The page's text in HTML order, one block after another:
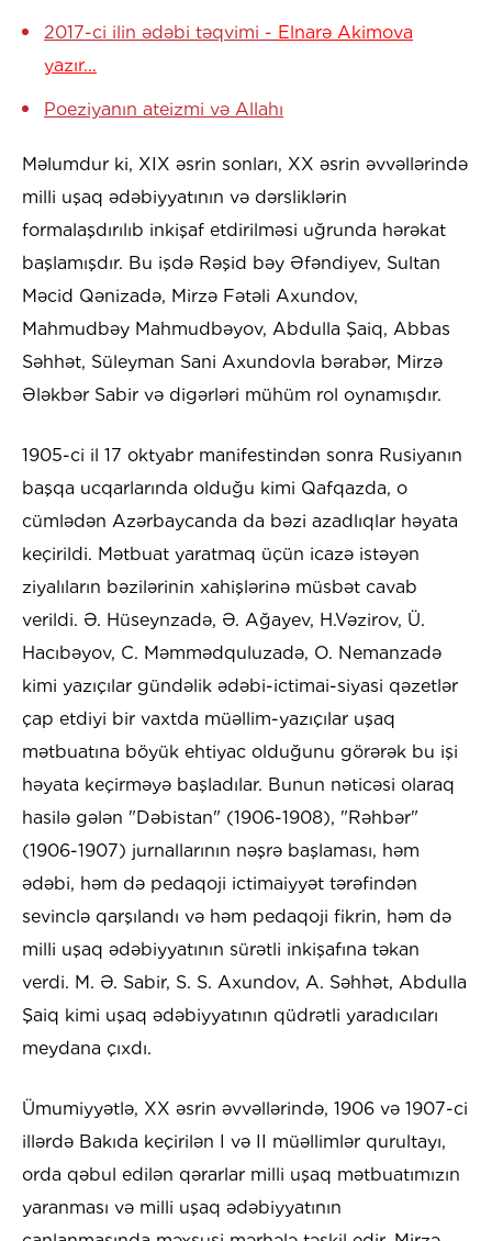
2017-ci ilin ədəbi təqvimi - Elnarə Akimova
yazır...
Poeziyanın ateizmi və Allahı
Məlumdur ki, XIX əsrin sonları, XX əsrin əvvəllərində
milli uşaq ədəbiyyatının və dərsliklərin
formalaşdırılıb inkişaf etdirilməsi uğrunda hərəkat
başlamışdır. Bu işdə Rəşid bəy Əfəndiyev, Sultan
Məcid Qənizadə, Mirzə Fətəli Axundov,
Mahmudbəy Mahmudbəyov, Abdulla Şaiq, Abbas
Səhhət, Süleyman Sani Axundovla bərabər, Mirzə
Ələkbər Sabir və digərləri mühüm rol oynamışdır.
1905-ci il 17 oktyabr manifestindən sonra Rusiyanın
başqa ucqarlarında olduğu kimi Qafqazda, o
cümlədən Azərbaycanda da bəzi azadlıqlar həyata
keçirildi. Mətbuat yaratmaq üçün icazə istəyən
ziyalıların bəzilərinin xahişlərinə müsbət cavab
verildi. Ə. Hüseynzadə, Ə. Ağayev, H.Vəzirov, Ü.
Hacıbəyov, C. Məmmədquluzadə, O. Nemanzadə
kimi yazıçılar gündəlik ədəbi-ictimai-siyasi qəzetlər
çap etdiyi bir vaxtda müəllim-yazıçılar uşaq
mətbuatına böyük ehtiyac olduğunu görərək bu işi
həyata keçirməyə başladılar. Bunun nəticəsi olaraq
hasilə gələn "Dəbistan" (1906-1908), "Rəhbər"
(1906-1907) jurnallarının nəşrə başlaması, həm
ədəbi, həm də pedaqoji ictimaiyyət tərəfindən
sevinclə qarşılandı və həm pedaqoji fikrin, həm də
milli uşaq ədəbiyyatının sürətli inkişafına təkan
verdi. M. Ə. Sabir, S. S. Axundov, A. Səhhət, Abdulla
Şaiq kimi uşaq ədəbiyyatının qüdrətli yaradıcıları
meydana çıxdı.
Ümumiyyətlə, XX əsrin əvvəllərində, 1906 və 1907-ci
illərdə Bakıda keçirilən I və II müəllimlər qurultayı,
orda qəbul edilən qərarlar milli uşaq mətbuatımızın
yaranması və milli uşaq ədəbiyyatının